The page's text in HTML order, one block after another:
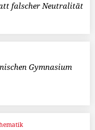
falscher Neutralität
Gymnasium